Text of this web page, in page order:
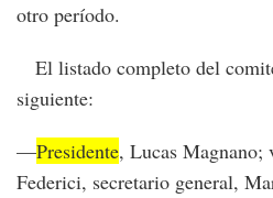
otro período.
El listado completo del
siguiente:
—Presidente, Lucas Magnano;
Federici, secretario general,